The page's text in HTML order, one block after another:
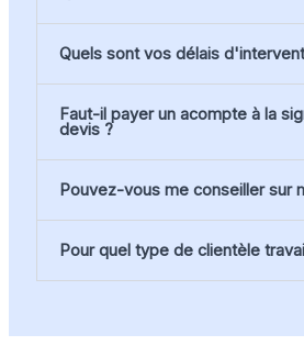
Quels sont vos délais
Faut-il payer un acompte à la
devis ?
Pouvez-vous me conseiller sur
Pour quel type de clientèle